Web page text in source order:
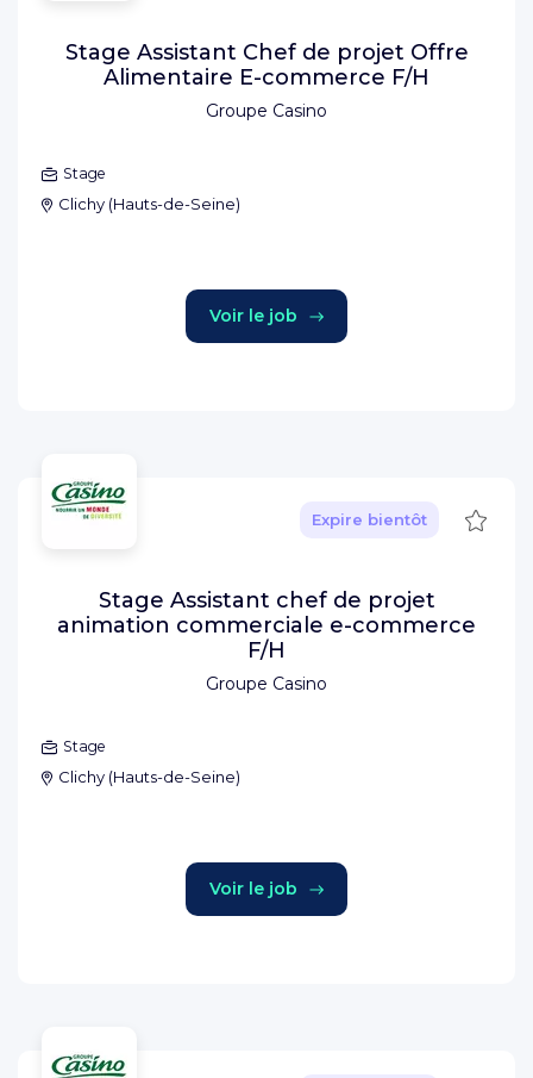
Groupe Casino
Stage Assistant Chef de projet Offre
Alimentaire E-commerce F/H
Stage
Clichy (Hauts-de-Seine)
Voir le job
Groupe Casino
Expire bientôt
Stage Assistant chef de projet
animation commerciale e-commerce
F/H
Stage
Clichy (Hauts-de-Seine)
Voir le job